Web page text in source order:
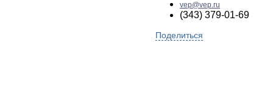
vep@vep.ru
(343) 379-01-69
Поделиться